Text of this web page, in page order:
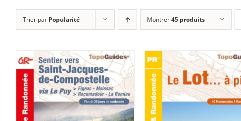
Trier par Popularité Montrer45 produits